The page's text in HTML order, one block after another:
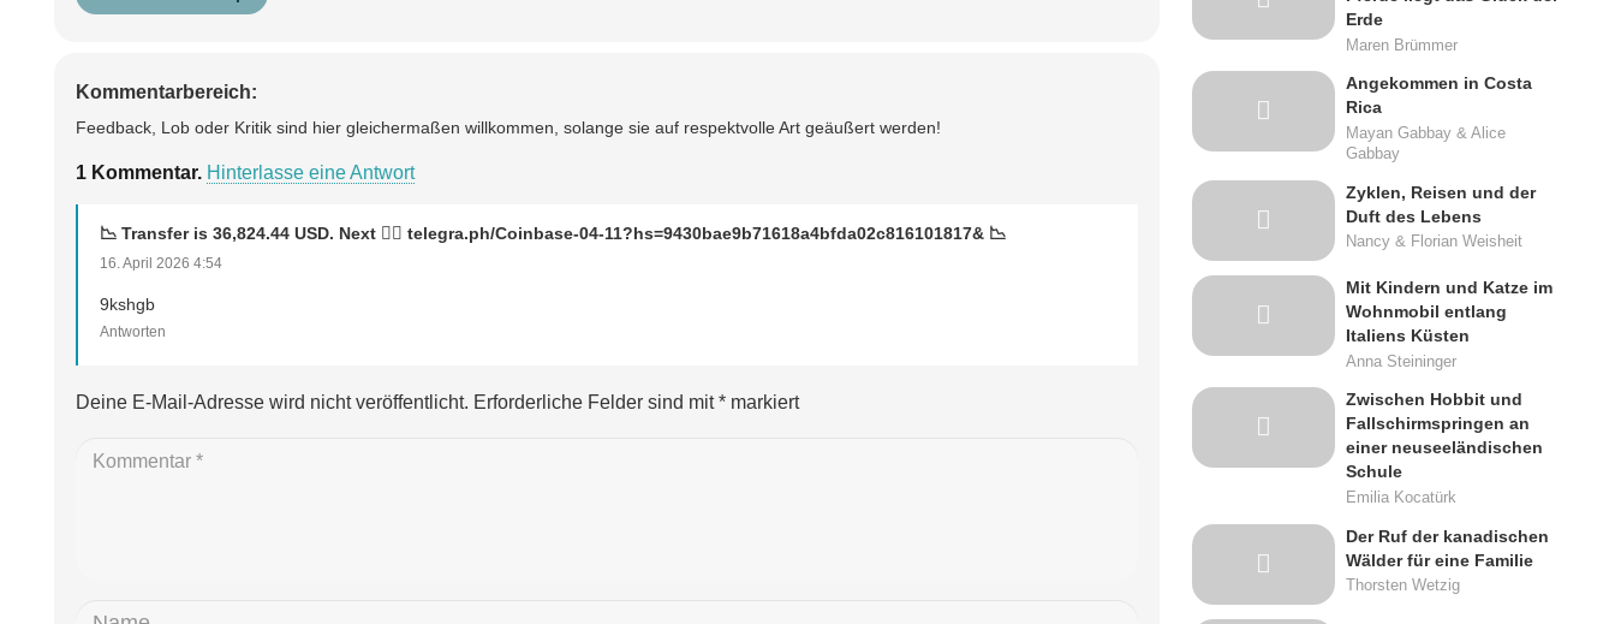
Kommentarbereich:
Feedback, Lob oder Kritik sind hier gleichermaßen willkommen, solange sie auf respektvolle Art geäußert werden!
1 Kommentar. Hinterlasse eine Antwort
📉 Transfer is 36,824.44 USD. Next 👉🏼 telegra.ph/Coinbase-04-11?hs=9430bae9b71618a4bfda02c816101817& 📉
16. April 2026 4:54
9kshgb
Antworten
Deine E-Mail-Adresse wird nicht veröffentlicht. Erforderliche Felder sind mit* markiert
Erde
Maren Brümmer
Angekommen in Costa
Rica
Mayan Gabbay & Alice
Gabbay
Zyklen, Reisen und der
Duft des Lebens
Nancy & Florian Weisheit
Mit Kindern und Katze im
Wohnmobil entlang
Italiens Küsten
Anna Steininger
Zwischen Hobbit und
Fallschirmspringen an
einer neuseeländischen
Schule
Emilia Kocatürk
Der Ruf der kanadischen
Wälder für eine Familie
Thorsten Wetzig